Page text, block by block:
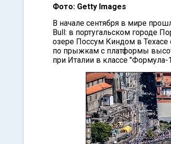
Фото: Getty Images
В начале сентября в мире
Bull: в португальском городе
озере Поссум Киндом в Техасе
по прыжкам с платформы
при Италии в классе "Формула-